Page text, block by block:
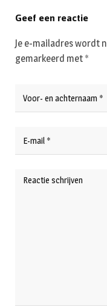
Geef een reactie
Je e-mailadres wordt
gemarkeerd met *